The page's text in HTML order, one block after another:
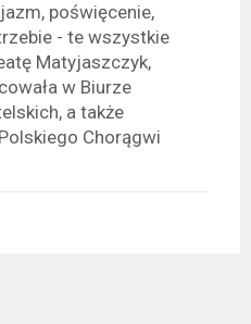
poświęcenie,
- te wszystkie
Matyjaszczyk,
w Biurze
a także
Chorągwi